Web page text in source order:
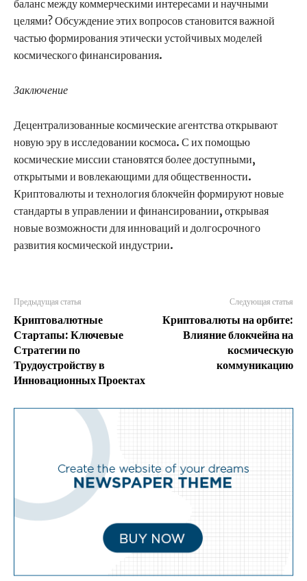
баланс между коммерческими интересами и научными
целями? Обсуждение этих вопросов становится важной
частью формирования этически устойчивых моделей
космического финансирования.
Заключение
Децентрализованные космические агентства открывают
новую эру в исследовании космоса. С их помощью
космические миссии становятся более доступными,
открытыми и вовлекающими для общественности.
Криптовалюты и технология блокчейн формируют новые
стандарты в управлении и финансировании, открывая
новые возможности для инноваций и долгосрочного
развития космической индустрии.
Предыдущая статья
Криптовалютные
Стартапы: Ключевые
Стратегии по
Трудоустройству в
Инновационных Проектах
Следующая статья
Криптовалюты на орбите:
Влияние блокчейна на
космическую
коммуникацию